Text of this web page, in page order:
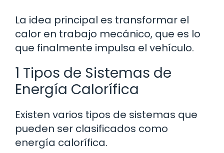
La idea principal es transformar el
calor en trabajo mecánico, que es lo
que finalmente impulsa el vehículo.
1 Tipos de Sistemas de
Energía Calorífica
Existen varios tipos de sistemas que
pueden ser clasificados como
energía calorífica.